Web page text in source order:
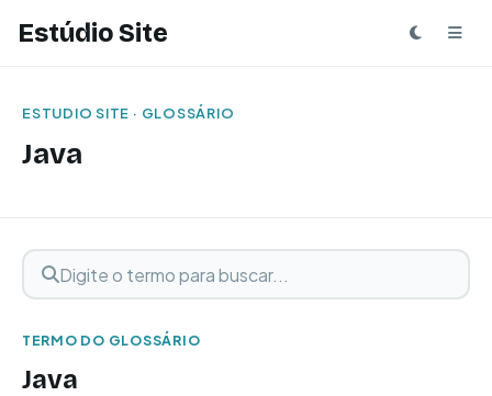
Estúdio Site
ESTUDIO SITE · GLOSSÁRIO
Java
Buscar termo
Digite o termo para buscar
TERMO DO GLOSSÁRIO
Java